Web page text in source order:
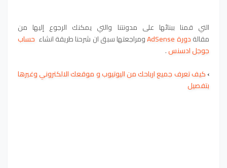
التي قمنا ببنائها على مدونتنا والتي يمكنك الرجوع إليها من
مقالةدورة AdSense ومراجعتهاسبق ان شرحناطريقة انشاء حساب
جوجل ادسنس.
›كيف تعرف جميع ارباحك من اليوتيوب و موقعك الالكتروني وغيرها
بتفصيل